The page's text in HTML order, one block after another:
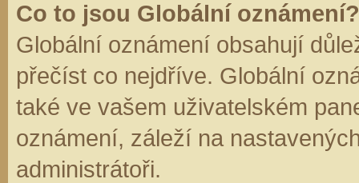
Co to jsou Globální oznámení?
Globální oznámení obsahují
přečíst co nejdříve. Globální
také ve vašem uživatelském
oznámení, záleží na
administrátoři.